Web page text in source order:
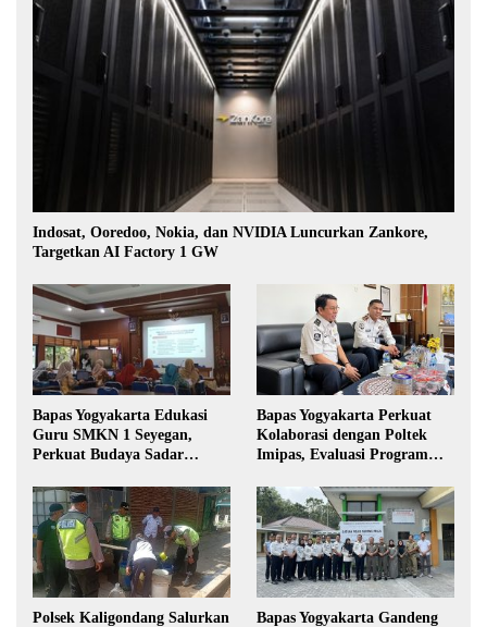
Indosat, Ooredoo, Nokia, dan NVIDIA Luncurkan Zankore,
Targetkan AI Factory 1 GW
Bapas Yogyakarta Edukasi
Guru SMKN 1 Seyegan,
Perkuat Budaya Sadar
Bapas Yogyakarta Perkuat
Kolaborasi dengan Poltek
Imipas, Evaluasi Program
Polsek Kaligondang Salurkan
Bapas Yogyakarta Gandeng